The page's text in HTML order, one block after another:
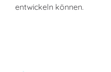
entwickeln können.